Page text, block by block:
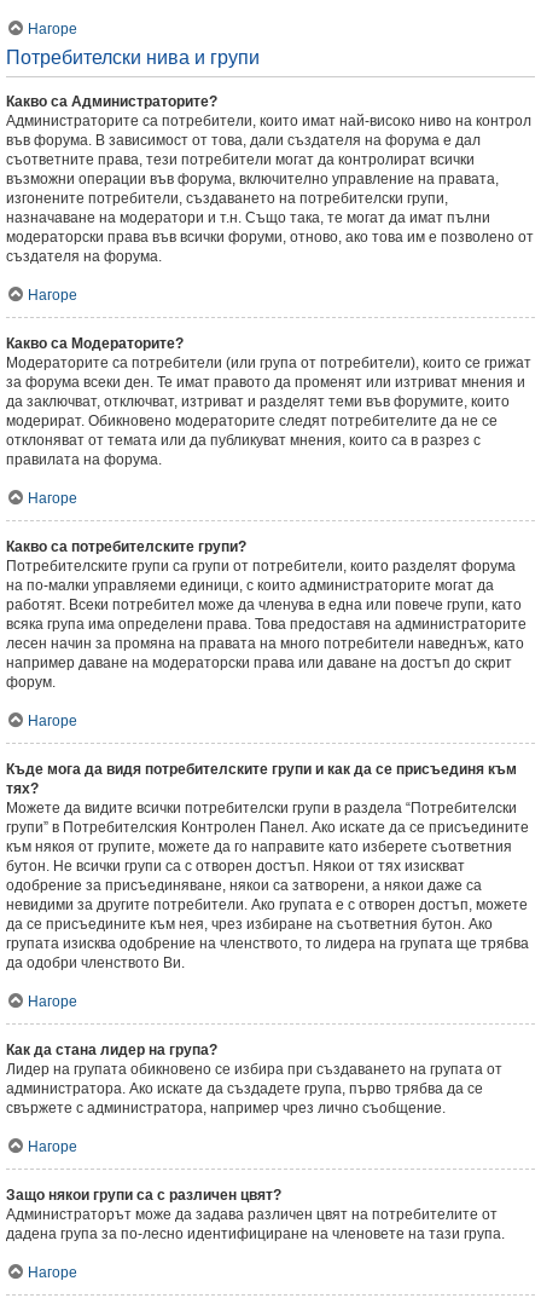
Нагоре
Потребителски нива и групи
Какво са Администраторите?
Администраторите са потребители, които имат най-високо ниво на контрол
във форума. В зависимост от това, дали създателя на форума е дал
съответните права, тези потребители могат да контролират всички
възможни операции във форума, включително управление на правата,
изгонените потребители, създаването на потребителски групи,
назначаване на модератори и т.н. Също така, те могат да имат пълни
модераторски права във всички форуми, отново, ако това им е позволено от
създателя на форума.
Нагоре
Какво са Модераторите?
Модераторите са потребители (или група от потребители), които се грижат
за форума всеки ден. Те имат правото да променят или изтриват мнения и
да заключват, отключват, изтриват и разделят теми във форумите, които
модерират. Обикновено модераторите следят потребителите да не се
отклоняват от темата или да публикуват мнения, които са в разрез с
правилата на форума.
Нагоре
Какво са потребителските групи?
Потребителските групи са групи от потребители, които разделят форума
на по-малки управляеми единици, с които администраторите могат да
работят. Всеки потребител може да членува в една или повече групи, като
всяка група има определени права. Това предоставя на администраторите
лесен начин за промяна на правата на много потребители наведнъж, като
например даване на модераторски права или даване на достъп до скрит
форум.
Нагоре
Къде мога да видя потребителските групи и как да се присъединя към
тях?
Можете да видите всички потребителски групи в раздела “Потребителски
групи” в Потребителския Контролен Панел. Ако искате да се присъедините
към някоя от групите, можете да го направите като изберете съответния
бутон. Не всички групи са с отворен достъп. Някои от тях изискват
одобрение за присъединяване, някои са затворени, а някои даже са
невидими за другите потребители. Ако групата е с отворен достъп, можете
да се присъедините към нея, чрез избиране на съответния бутон. Ако
групата изисква одобрение на членството, то лидера на групата ще трябва
да одобри членството Ви.
Нагоре
Как да стана лидер на група?
Лидер на групата обикновено се избира при създаването на групата от
администратора. Ако искате да създадете група, първо трябва да се
свържете с администратора, например чрез лично съобщение.
Нагоре
Защо някои групи са с различен цвят?
Администраторът може да задава различен цвят на потребителите от
дадена група за по-лесно идентифициране на членовете на тази група.
Нагоре